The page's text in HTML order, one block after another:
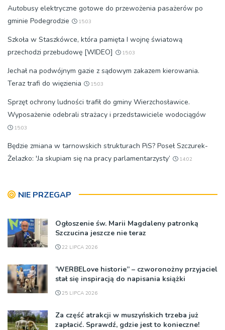
Autobusy elektryczne gotowe do przewożenia pasażerów po
gminie Podegrodzie
15:03
Szkoła w Staszkówce, która pamięta I wojnę światową
przechodzi przebudowę [WIDEO]
15:03
Jechał na podwójnym gazie z sądowym zakazem kierowania.
Teraz trafi do więzienia
15:03
Sprzęt ochrony ludności trafił do gminy Wierzchosławice.
Wyposażenie odebrali strażacy i przedstawiciele wodociągów
15:03
Będzie zmiana w tarnowskich strukturach PiS? Poseł Szczurek-
Żelazko: 'Ja skupiam się na pracy parlamentarzysty’
14:02
NIE PRZEGAP
Ogłoszenie św. Marii Magdaleny patronką
Szczucina jeszcze nie teraz
22 LIPCA 2026
’WERBELove historie” – czworonożny przyjaciel
stał się inspiracją do napisania książki
25 LIPCA 2026
Za część atrakcji w muszyńskich trzeba już
zapłacić. Sprawdź, gdzie jest to konieczne!